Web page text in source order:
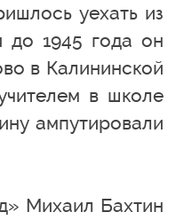
уехать из
до 1945 года он
в Калининской
в школе
ампутировали
Михаил Бахтин